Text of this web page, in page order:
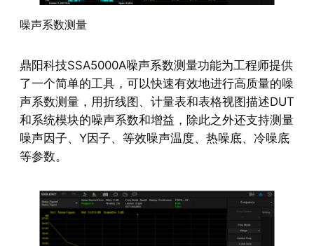
噪声系数测量
鼎阳科技SSA5000A噪声系数测量功能为工程师提供
了一个简单的工具，可以快速有效地进行高质量的噪
声系数测量，用折线图、计量表和表格视图描述DUT
和系统模块的噪声系数和增益，除此之外还支持测量
噪声因子、Y因子、等效噪声温度、热噪底、冷噪底
等参数。